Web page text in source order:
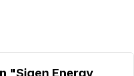
"Sigen Energy